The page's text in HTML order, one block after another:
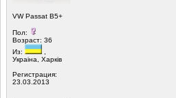
VW Passat B5+
Пол:
Возраст: 36
Из:
Украiна, Харкiв
Регистрация:
23.03.2013